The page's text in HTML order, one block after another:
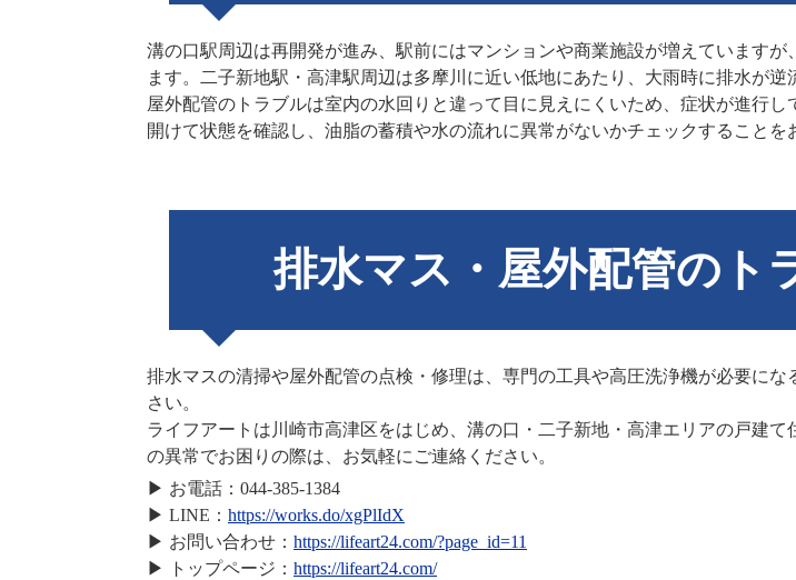
溝の口駅周辺は再開発が進み、駅前にはマンションや商業施設が増えています
ます。二子新地駅・高津駅周辺は多摩川に近い低地にあたり、大雨時に排水が逆
屋外配管のトラブルは室内の水回りと違って目に見えにくいため、症状が進行
開けて状態を確認し、油脂の蓄積や水の流れに異常がないかチェックすることを
排水マス・屋外配管のト
排水マスの清掃や屋外配管の点検・修理は、専門の工具や高圧洗浄機が必要に
さい。
ライフアートは川崎市高津区をはじめ、溝の口・二子新地・高津エリアの戸建
の異常でお困りの際は、お気軽にご連絡ください。
▶ お電話：044-385-1384
▶ LINE： https://works.do/xgPlIdX
▶ お問い合わせ： https://lifeart24.com/?page_id=11
▶ トップページ： https://lifeart24.com/